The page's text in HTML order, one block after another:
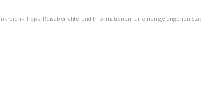
- Tipps, Reiseberichte und Informationen für einen gelungenen